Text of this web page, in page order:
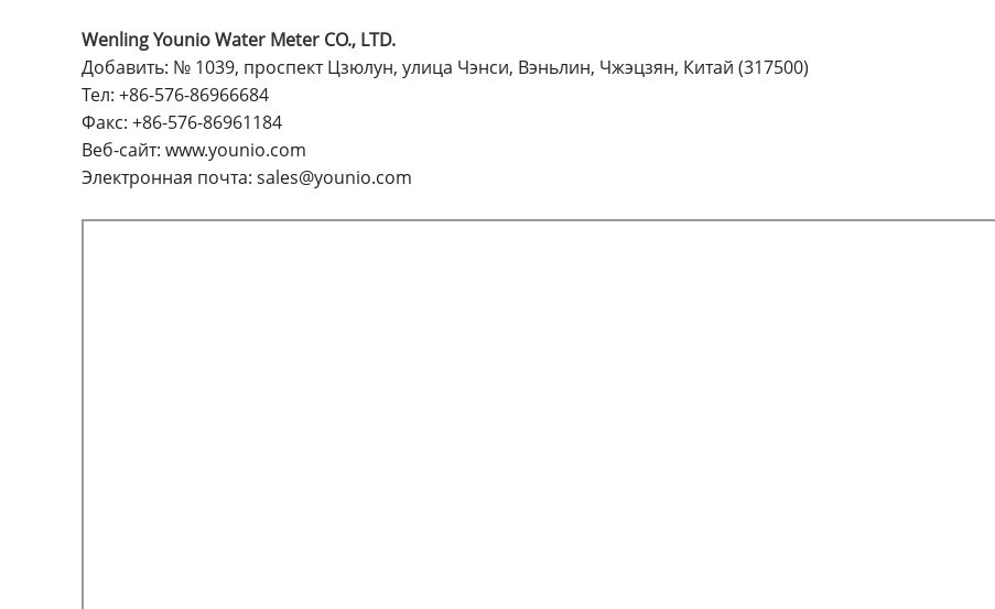
Wenling Younio Water Meter CO., LTD.
Добавить: № 1039, проспект Цзюлун, улица Чэнси, Вэньлин, Чжэцзян, Китай (317500)
Тел: +86-576-86966684
Факс: +86-576-86961184
Веб-сайт: www.younio.com
Электронная почта: sales@younio.com